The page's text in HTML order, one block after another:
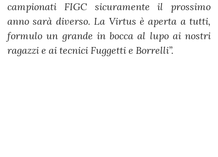
campionati FIGC sicuramente il prossimo
anno sarà diverso. La Virtus è aperta a tutti,
formulo un grande in bocca al lupo ai nostri
ragazzi e ai tecnici Fuggetti e Borrelli”.